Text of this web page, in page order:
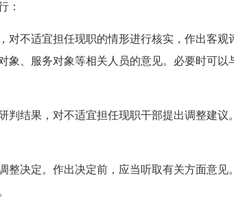
：
对不适宜担任现职的情形进行核实，作出客观
象、服务对象等相关人员的意见。必要时可以
判结果，对不适宜担任现职干部提出调整建议
整决定。作出决定前，应当听取有关方面意见